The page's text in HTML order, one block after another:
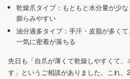
乾燥爪タイプ：もともと水分量が少
膨らみやすい
油分過多タイプ：手汗・皮脂が多く
一気に密着が落ちる
先日も「自爪が薄くて乾燥しやすくて
す」というご相談がありました。これ